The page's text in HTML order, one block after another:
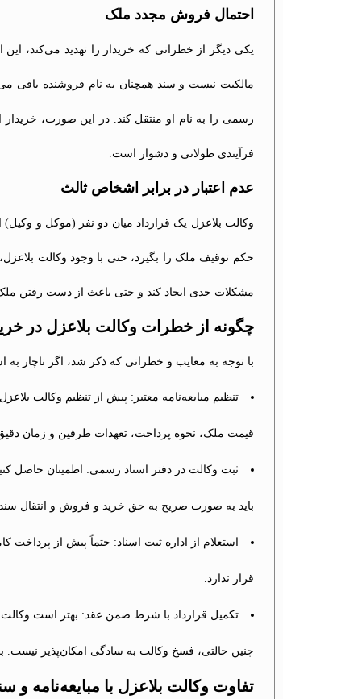
احتمال فروش مجدد ملک
یکی دیگر از خطراتی که خریدار را تهدید می‌کند،
مالکیت نیست و سند همچنان به نام فروشنده باقی
رسمی را به نام او منتقل کند. در این صورت، خریدار
فرآیندی طولانی و دشوار است.
عدم اعتبار در برابر اشخاص ثالث
وکالت بلاعزل یک قرارداد میان دو نفر (موکل و
حکم توقیف ملک را بگیرد، حتی با وجود وکالت
مشکلات جدی ایجاد کند و حتی باعث از دست رفتن
چگونه از خطرات وکالت بلاعزل در
با توجه به معایب و خطراتی که ذکر شد، اگر ناچار به
تنظیم مبایعه‌نامه معتبر: پیش از تنظیم وکالت
قیمت ملک، نحوه پرداخت، تعهدات طرفین و زمان
ثبت وکالت در دفتر اسناد رسمی: اطمینان حاصل
باید به صورت صریح به حق خرید و فروش و انتقال
استعلام از اداره ثبت اسناد: حتماً پیش از پرداخت
قرار ندارد.
تکمیل قرارداد با شرط ضمن عقد: بهتر است وکالت
چنین حالتی، فسخ وکالت به سادگی امکان‌پذیر نیست.
تفاوت وکالت بلاعزل با مبایعه‌نامه و